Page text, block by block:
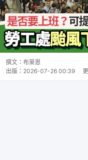
撰文： 布萊恩
出版： 2026-07-26 00:39